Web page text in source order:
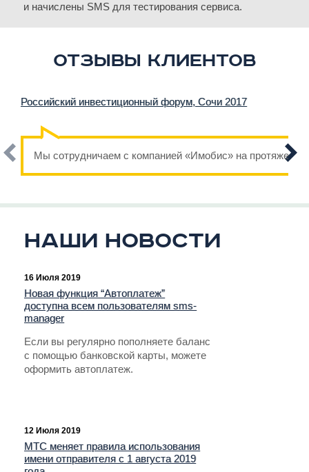
и начислены SMS для тестирования сервиса.
Отзывы клиентов
Российский инвестиционный форум, Сочи 2017
Мы сотрудничаем с компанией «Имобис» на
Наши новости
16 Июля 2019
Новая функция “Автоплатеж”
доступна всем пользователям sms-
manager
Если вы регулярно пополняете баланс
с помощью банковской карты, можете
оформить автоплатеж.
12 Июля 2019
МТС меняет правила использования
имени отправителя с 1 августа 2019